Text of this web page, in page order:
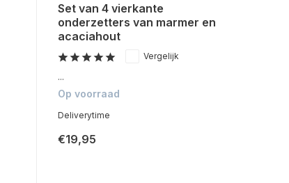
Set van 4 vierkante
onderzetters van marmer en
acaciahout
Vergelijk
...
Op voorraad
Deliverytime
€19,95